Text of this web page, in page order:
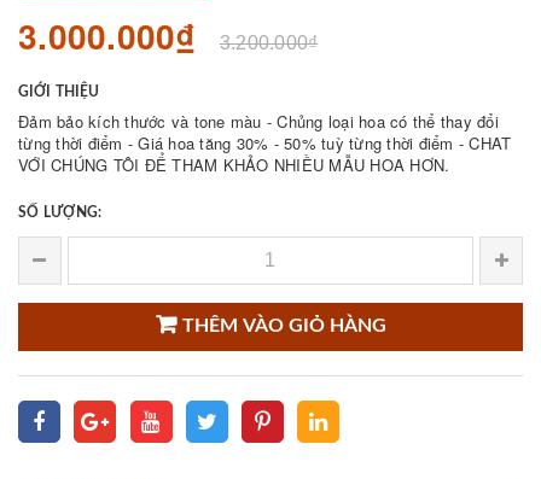
3.000.000₫ 3.200.000₫
GIỚI THIỆU
Đảm bảo kích thước và tone màu - Chủng loại hoa có thể thay đổi
từng thời điểm - Giá hoa tăng 30% - 50% tuỳ từng thời điểm - CHAT
VỚI CHÚNG TÔI ĐỂ THAM KHẢO NHIỀU MẪU HOA HƠN.
SỐ LƯỢNG:
THÊM VÀO GIỎ HÀNG